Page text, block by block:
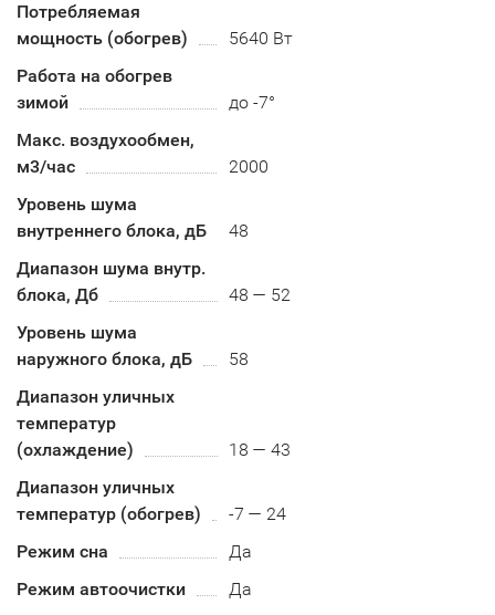
Потребляемая
мощность (обогрев)
5640 Вт
Работа на обогрев
зимой
до -7°
Макс. воздухообмен,
м3/час
2000
Уровень шума
внутреннего блока, дБ
48
Диапазон шума внутр.
блока, Дб
48 — 52
Уровень шума
наружного блока, дБ
58
Диапазон уличных
температур
(охлаждение)
18 — 43
Диапазон уличных
температур (обогрев)
-7 — 24
Режим сна
Да
Режим автоочистки
Да